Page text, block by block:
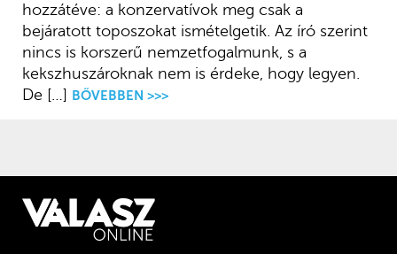
hozzátéve: a konzervatívok meg csak a
bejáratott toposzokat ismételgetik. Az író szerint
nincs is korszerű nemzetfogalmunk, s a
kekszhuszároknak nem is érdeke, hogy legyen.
De […]
BŐVEBBEN >>>